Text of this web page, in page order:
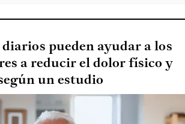
pueden ayudar a los
a reducir el dolor físico y
un estudio